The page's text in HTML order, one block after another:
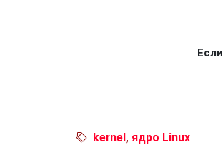
kernel, ядро Linux